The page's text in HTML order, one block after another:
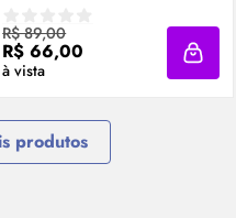
à sacola
R$ 89,00
R$ 66,00
à vista
produtos